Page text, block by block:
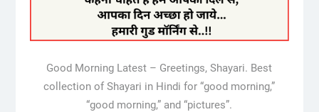
Good Morning Latest – Greetings, Shayari. Best
collection of Shayari in Hindi for “good morning,”
“good morning,” and “pictures”.